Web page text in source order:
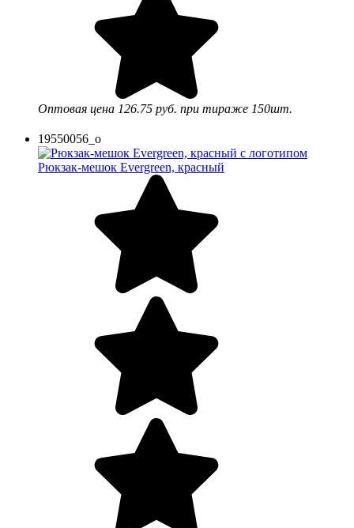
Оптовая цена 126.75 руб. при тираже 150шт.
19550056_o
Рюкзак-мешок Evergreen, красный